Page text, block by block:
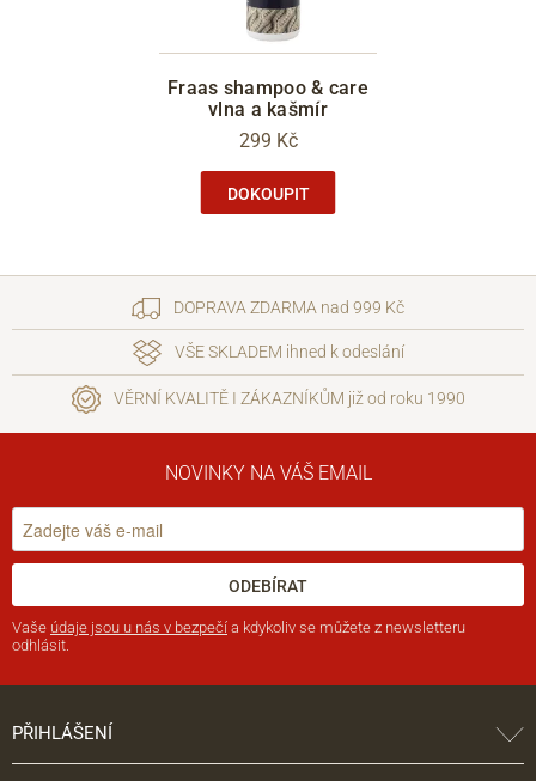
Fraas shampoo & care
vlna a kašmír
299 Kč
DOKOUPIT
DOPRAVA ZDARMA nad 999 Kč
VŠE SKLADEM ihned k odeslání
VĚRNÍ KVALITĚ I ZÁKAZNÍKŮM již od roku 1990
NOVINKY NA VÁŠ EMAIL
ODEBÍRAT
Vaše údaje jsou u nás v bezpečí a kdykoliv se můžete z newsletteru
odhlásit.
PŘIHLÁŠENÍ